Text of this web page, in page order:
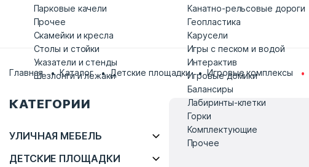
Парковые качели
Прочее
Скамейки и кресла
Столы и стойки
Указатели и стенды
Шезлонги и лежаки
Канатно-рельсовые дороги
Геопластика
Карусели
Игры с песком и водой
Интерактив
Игровые домики
Балансиры
Лабиринты-клетки
Горки
Комплектующие
Прочее
Главная Каталог Детские площадки Игровые комплексы
КАТЕГОРИИ
УЛИЧНАЯ МЕБЕЛЬ
ДЕТСКИЕ ПЛОЩАДКИ